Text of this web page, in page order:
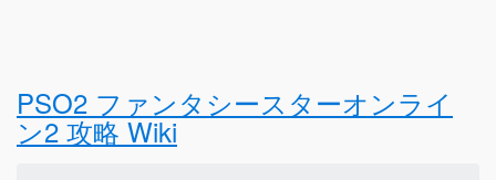
PSO2 ファンタシースターオンライ
ン2 攻略 Wiki